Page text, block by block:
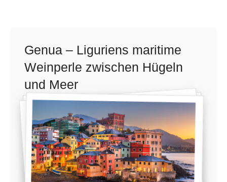
Genua – Liguriens maritime
Weinperle zwischen Hügeln
und Meer